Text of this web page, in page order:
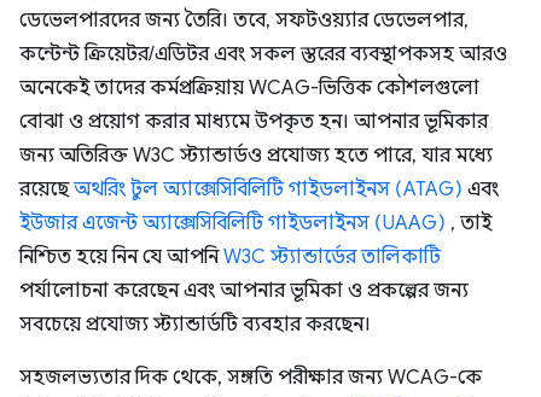
ডেভেলপারদের জন্য তৈরি। তবে, সফটওয়্যার ডেভেলপার,
কন্টেন্ট ক্রিয়েটর/এডিটর এবং সকল স্তরের ব্যবস্থাপকসহ আরও
অনেকেই তাদের কর্মপ্রক্রিয়ায় WCAG-ভিত্তিক কৌশলগুলো
বোঝা ও প্রয়োগ করার মাধ্যমে উপকৃত হন। আপনার ভূমিকার
জন্য অতিরিক্ত W3C স্ট্যান্ডার্ডও প্রযোজ্য হতে পারে, যার মধ্যে
রয়েছেঅথরিং টুল অ্যাক্সেসিবিলিটি গাইডলাইনস (ATAG) এবং
ইউজার এজেন্ট অ্যাক্সেসিবিলিটি গাইডলাইনস (UAAG) , তাই
নিশ্চিত হয়ে নিন যে আপনিW3C স্ট্যান্ডার্ডের তালিকাটি
পর্যালোচনা করেছেন এবং আপনার ভূমিকা ও প্রকল্পের জন্য
সবচেয়ে প্রযোজ্য স্ট্যান্ডার্ডটি ব্যবহার করছেন।
সহজলভ্যতার দিক থেকে, সঙ্গতি পরীক্ষার জন্য WCAG-কে